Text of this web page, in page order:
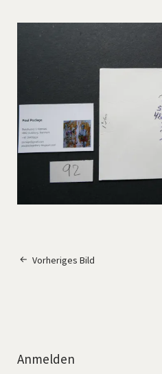
Vorheriges Bild
Anmelden